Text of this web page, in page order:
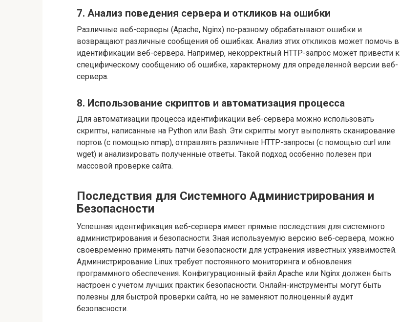
7. Анализ поведения сервера и откликов на ошибки
Различные веб-серверы (Apache, Nginx) по-разному обрабатывают ошибки и
возвращают различные сообщения об ошибках. Анализ этих откликов может помочь в
идентификации веб-сервера. Например, некорректный HTTP-запрос может привести к
специфическому сообщению об ошибке, характерному для определенной версии веб-
сервера.
8. Использование скриптов и автоматизация процесса
Для автоматизации процесса идентификации веб-сервера можно использовать
скрипты, написанные на Python или Bash. Эти скрипты могут выполнять сканирование
портов (с помощью nmap), отправлять различные HTTP-запросы (с помощью curl или
wget) и анализировать полученные ответы. Такой подход особенно полезен при
массовой проверке сайта.
Последствия для Системного Администрирования и
Безопасности
Успешная идентификация веб-сервера имеет прямые последствия для системного
администрирования и безопасности. Зная используемую версию веб-сервера, можно
своевременно применять патчи безопасности для устранения известных уязвимостей.
Администрирование Linux требует постоянного мониторинга и обновления
программного обеспечения. Конфигурационный файл Apache или Nginx должен быть
настроен с учетом лучших практик безопасности. Онлайн-инструменты могут быть
полезны для быстрой проверки сайта, но не заменяют полноценный аудит
безопасности.